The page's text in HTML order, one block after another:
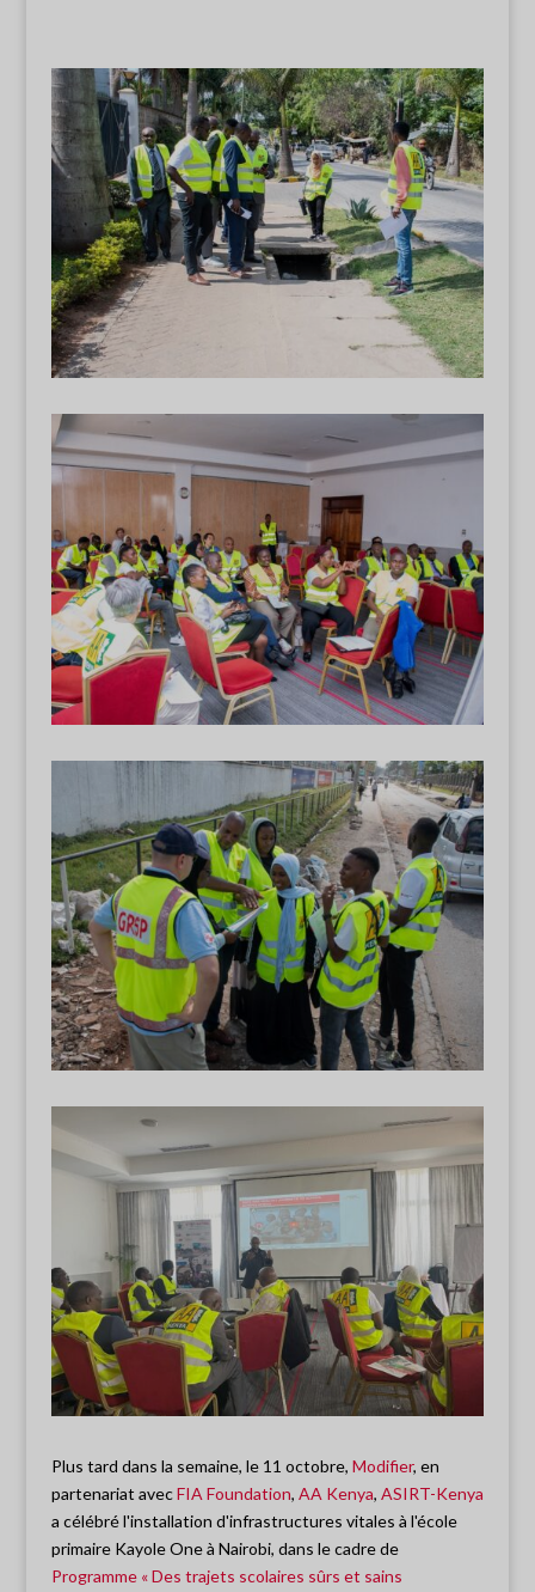
Plus tard dans la semaine, le 11 octobre, Modifier, en
partenariat avecFIA Foundation, AA Kenya, ASIRT-Kenya
a célébré l'installation d'infrastructures vitales à l'école
primaire Kayole One à Nairobi, dans le cadre de
Programme « Des trajets scolaires sûrs et sains